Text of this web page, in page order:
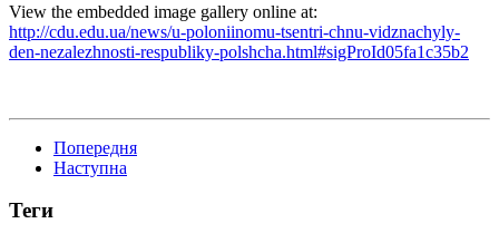
View the embedded image gallery online at:
http://cdu.edu.ua/news/u-poloniinomu-tsentri-chnu-vidznachyly-
den-nezalezhnosti-respubliky-polshcha.html#sigProId05fa1c35b2
Попередня
Наступна
Теги